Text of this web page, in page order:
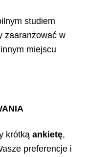
studiem
zaaranżować w
miejscu
krótką ankietę,
preferencje i